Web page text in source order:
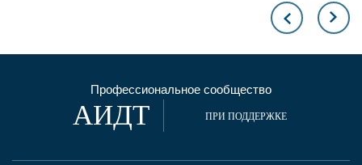
Профессиональное сообщество
АИДТ ПРИ ПОДДЕРЖКЕ